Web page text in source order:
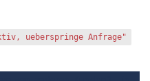
ueberspringe Anfrage"